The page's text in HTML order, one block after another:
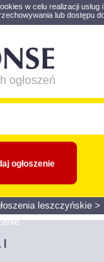
w celu realizacji usług
lub dostępu
ogłoszeń
ogłoszenie
leszczyńskie >